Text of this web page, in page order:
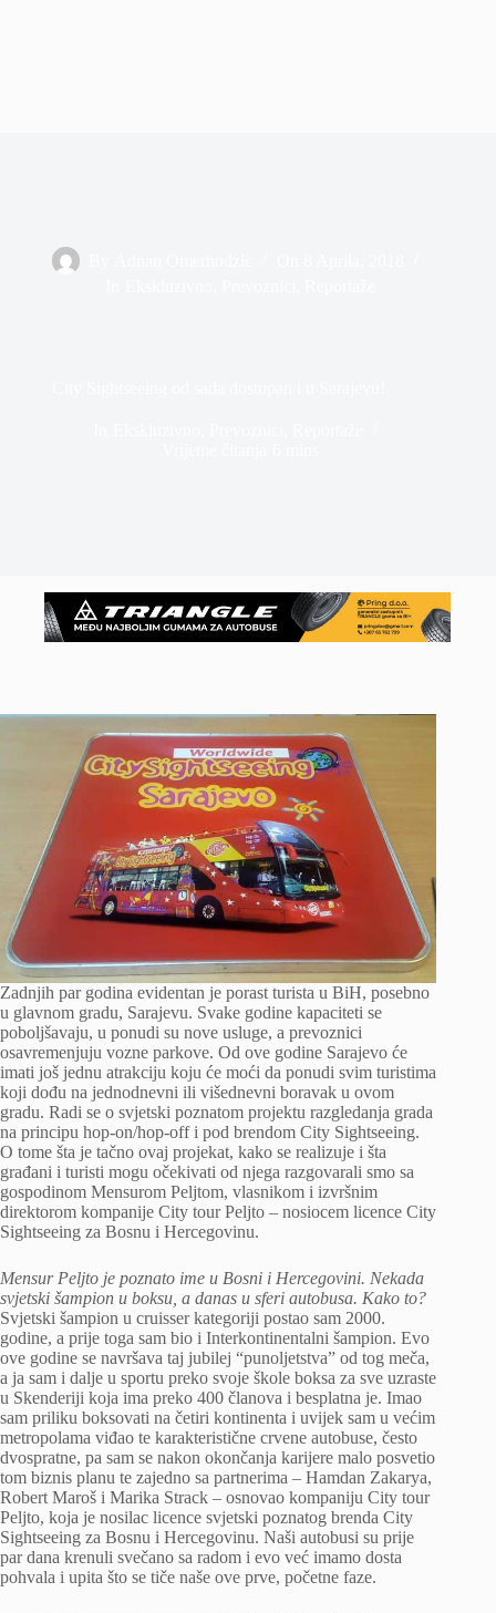
Zadnjih par godina evidentan je porast turista u BiH, posebno
u glavnom gradu, Sarajevu. Svake godine kapaciteti se
poboljšavaju, u ponudi su nove usluge, a prevoznici
osavremenjuju vozne parkove. Od ove godine Sarajevo će
imati još jednu atrakciju koju će moći da ponudi svim turistima
koji dođu na jednodnevni ili višednevni boravak u ovom
gradu. Radi se o svjetski poznatom projektu razgledanja grada
na principu hop-on/hop-off i pod brendom City Sightseeing.
O tome šta je tačno ovaj projekat, kako se realizuje i šta
građani i turisti mogu očekivati od njega razgovarali smo sa
gospodinom Mensurom Peljtom, vlasnikom i izvršnim
direktorom kompanije City tour Peljto – nosiocem licence City
Sightseeing za Bosnu i Hercegovinu.
Mensur Peljto je poznato ime u Bosni i Hercegovini. Nekada
svjetski šampion u boksu, a danas u sferi autobusa. Kako to?
Svjetski šampion u cruisser kategoriji postao sam 2000.
godine, a prije toga sam bio i Interkontinentalni šampion. Evo
ove godine se navršava taj jubilej “punoljetstva” od tog meča,
a ja sam i dalje u sportu preko svoje škole boksa za sve uzraste
u Skenderiji koja ima preko 400 članova i besplatna je. Imao
sam priliku boksovati na četiri kontinenta i uvijek sam u većim
metropolama viđao te karakteristične crvene autobuse, često
dvospratne, pa sam se nakon okončanja karijere malo posvetio
tom biznis planu te zajedno sa partnerima – Hamdan Zakarya,
Robert Maroš i Marika Strack – osnovao kompaniju City tour
Peljto, koja je nosilac licence svjetski poznatog brenda City
Sightseeing za Bosnu i Hercegovinu. Naši autobusi su prije
par dana krenuli svečano sa radom i evo već imamo dosta
pohvala i upita što se tiče naše ove prve, početne faze.